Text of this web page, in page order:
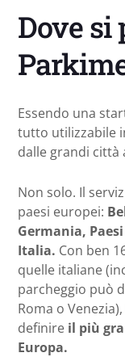
Dove si
Essendo una
tutto utilizzabile
dalle grandi città
Non solo. Il
paesi europei:
Germania,
Italia. Con ben
quelle italiane
parcheggio può
Roma o
definire il più
Europa.